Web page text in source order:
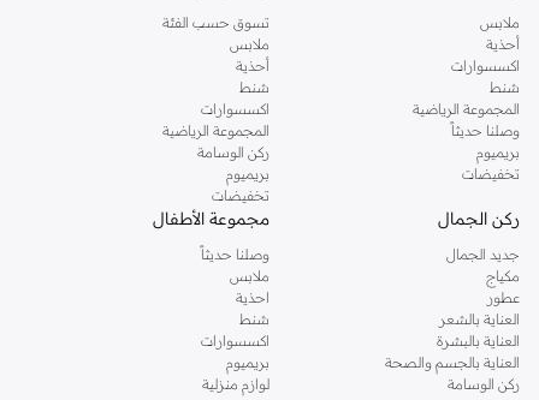
ملابس
أحذية
اكسسوارات
شنط
المجموعة الرياضية
وصلنا حديثاً
بريميوم
تخفيضات
تسوق حسب الفئة
ملابس
أحذية
شنط
اكسسوارات
المجموعة الرياضية
ركن الوسامة
بريميوم
تخفيضات
ركن الجمال
جديد الجمال
مكياج
عطور
العناية بالشعر
العناية بالبشرة
العناية بالجسم والصحة
ركن الوسامة
مجموعة الأطفال
وصلنا حديثاً
ملابس
احذية
شنط
اكسسوارات
بريميوم
لوازم منزلية